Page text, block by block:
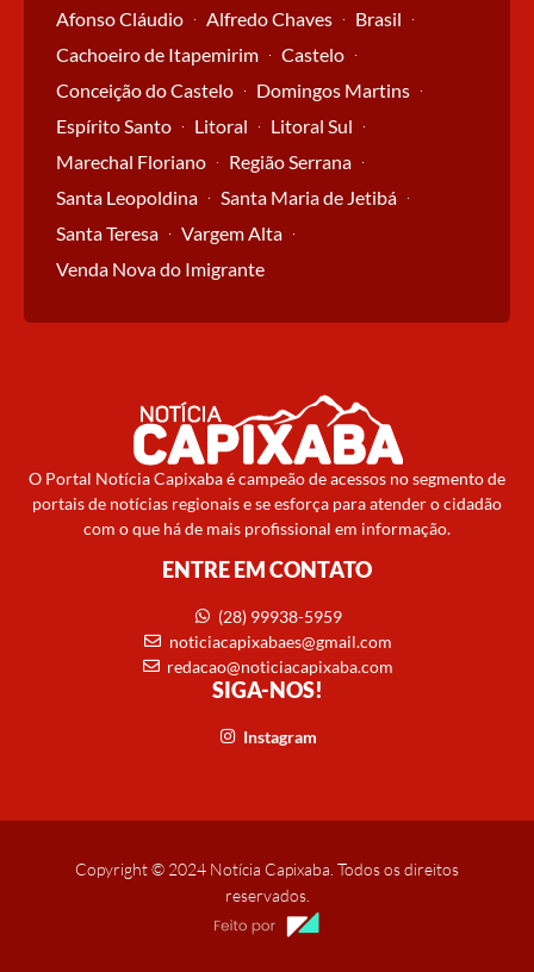
Afonso Cláudio Alfredo Chaves
Brasil
Cachoeiro de Itapemirim
Castelo
Conceição do Castelo
Domingos Martins
Espírito Santo
Litoral
Litoral Sul
Marechal Floriano
Região Serrana
Santa Leopoldina
Santa Maria de Jetibá
Santa Teresa
Vargem Alta
Venda Nova do Imigrante
O Portal Notícia Capixaba é campeão de acessos no segmento de
portais de notícias regionais e se esforça para atender o cidadão
com o que há de mais profissional em informação.
ENTRE EM CONTATO
(28) 99938-5959
noticiacapixabaes@gmail.com
redacao@noticiacapixaba.com
SIGA-NOS!
Instagram
Copyright © 2024 Notícia Capixaba. Todos os direitos
reservados.